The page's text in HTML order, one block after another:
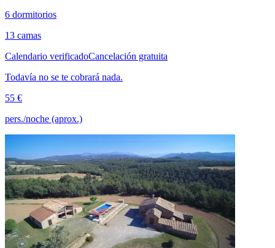
6 dormitorios
13 camas
Calendario verificadoCancelación gratuita
Todavía no se te cobrará nada.
55 €
pers./noche (aprox.)